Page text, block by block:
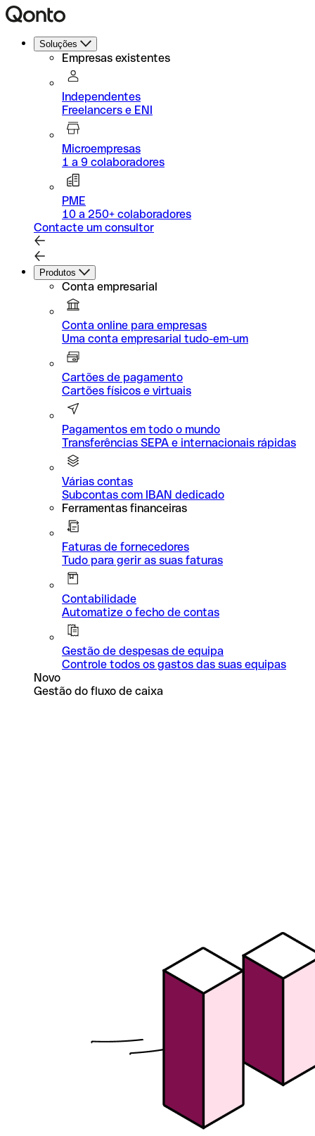
Soluções
Empresas existentes
Independentes
Freelancers e ENI
Microempresas
1 a 9 colaboradores
PME
10 a 250+ colaboradores
Contacte um consultor
Produtos
Conta empresarial
Conta online para empresas
Uma conta empresarial tudo-em-um
Cartões de pagamento
Cartões físicos e virtuais
Pagamentos em todo o mundo
Transferências SEPA e internacionais rápidas
Várias contas
Subcontas com IBAN dedicado
Ferramentas financeiras
Faturas de fornecedores
Tudo para gerir as suas faturas
Contabilidade
Automatize o fecho de contas
Gestão de despesas de equipa
Controle todos os gastos das suas equipas
Novo
Gestão do fluxo de caixa